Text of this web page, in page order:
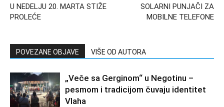
U NEDELJU 20. MARTA STIŽE
PROLEĆE
SOLARNI PUNJAČI ZA
MOBILNE TELEFONE
POVEZANE OBJAVE VIŠE OD AUTORA
„Veče sa Gerginom“ u Negotinu –
pesmom i tradicijom čuvaju identitet
Vlaha